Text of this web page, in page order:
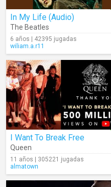
In My Life (Audio)
The Beatles
6 años | 42395 jugadas
wiliam.a.r11
I Want To Break Free
Queen
11 años | 305221 jugadas
almatown